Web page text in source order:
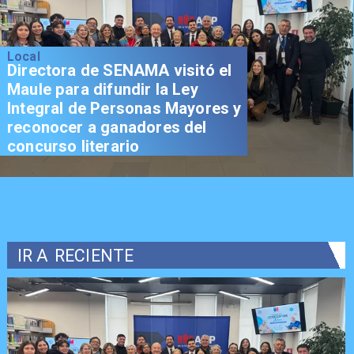
Local
Directora de SENAMA visitó el
Maule para difundir la Ley
Integral de Personas Mayores y
reconocer a ganadores del
concurso literario
IR A RECIENTE